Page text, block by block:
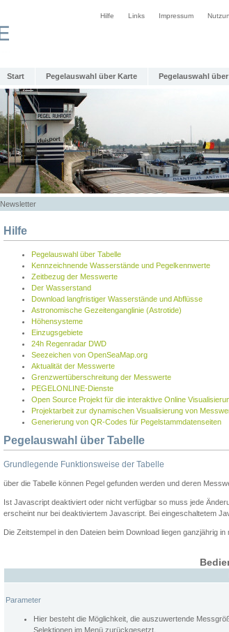
Hilfe Links Impressum
Start Pegelauswahl über Karte Pegelauswahl
Newsletter
Hilfe
Pegelauswahl über Tabelle
Kennzeichnende Wasserstände und Pegelkennwerte
Zeitbezug der Messwerte
Der Wasserstand
Download langfristiger Wasserstände und Abflüsse
Astronomische Gezeitenganglinie (Astrotide)
Höhensysteme
Einzugsgebiete
24h Regenradar DWD
Seezeichen von OpenSeaMap.org
Aktualität der Messwerte
Grenzwertüberschreitung der Messwerte
PEGELONLINE-Dienste
Open Source Projekt für die interaktive Online
Projektarbeit zur dynamischen Visualisierung von
Generierung von QR-Codes für Pegelstammdatenseiten
Pegelauswahl über Tabelle
Grundlegende Funktionsweise der Tabelle
über die Tabelle können Pegel gefunden werden und deren
Ist Javascript deaktiviert oder nicht verfügbar so muss jede
erscheint nur bei deaktiviertem Javascript. Bei eingeschaltetem
Die Zeitstempel in den Dateien beim Download liegen ganzjährig
Parameter
Hier besteht die Möglichkeit, die auszuwertende
Selektionen im Menü zurückgesetzt.